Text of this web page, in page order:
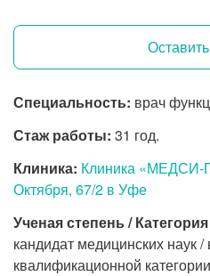
Специальность: врач
Стаж работы: 31 год.
Клиника: Клиника «МЕДСИ-
Октября, 67/2 в Уфе
Ученая степень /
кандидат медицинских наук
квалификационной